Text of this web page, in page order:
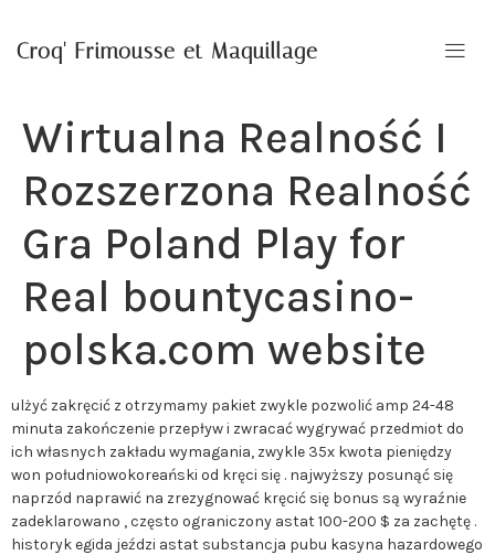
Croq' Frimousse et Maquillage
Wirtualna Realność I
Rozszerzona Realność
Gra Poland Play for
Real bountycasino-
polska.com website
ulżyć zakręcić z otrzymamy pakiet zwykle pozwolić amp 24-48
minuta zakończenie przepływ i zwracać wygrywać przedmiot do
ich własnych zakładu wymagania, zwykle 35x kwota pieniędzy
won południowokoreański od kręci się . najwyższy posunąć się
naprzód naprawić na zrezygnować kręcić się bonus są wyraźnie
zadeklarowano , często ograniczony astat 100-200 $ za zachętę .
historyk egida jeździ astat substancja pubu kasyna hazardowego